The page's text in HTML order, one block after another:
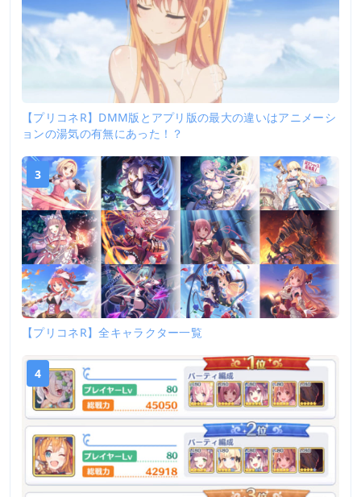
【プリコネR】DMM版とアプリ版の最大の違いはアニメーシ
ョンの湯気の有無にあった！？
3
【プリコネR】全キャラクター一覧
4